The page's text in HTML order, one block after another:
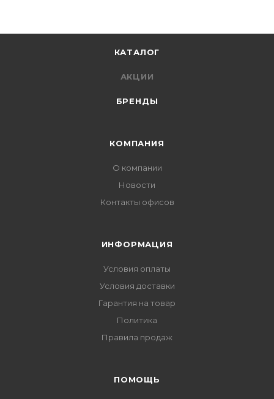
КАТАЛОГ
АКЦИИ
БРЕНДЫ
КОМПАНИЯ
О компании
Новости
Контакты офисов
ИНФОРМАЦИЯ
Условия оплаты
Условия доставки
Гарантия на товар
Политика
Правила продаж
ПОМОЩЬ